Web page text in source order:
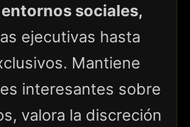
sociales,
ejecutivas hasta
Mantiene
interesantes sobre
valora la discreción